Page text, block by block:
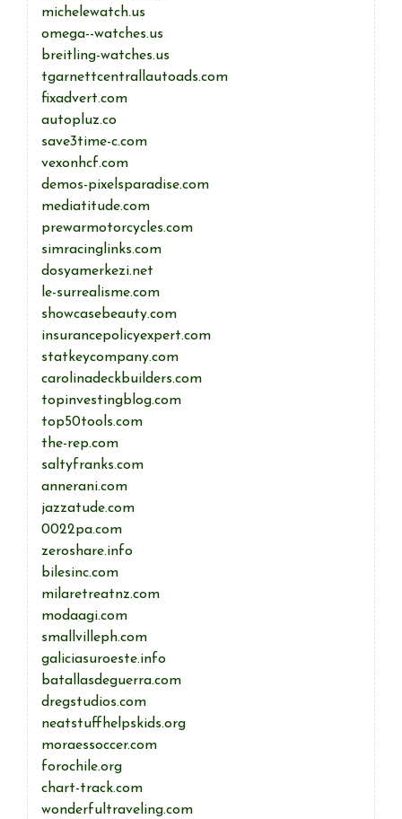
michelewatch.us
omega--watches.us
breitling-watches.us
tgarnettcentrallautoads.com
fixadvert.com
autopluz.co
save3time-c.com
vexonhcf.com
demos-pixelsparadise.com
mediatitude.com
prewarmotorcycles.com
simracinglinks.com
dosyamerkezi.net
le-surrealisme.com
showcasebeauty.com
insurancepolicyexpert.com
statkeycompany.com
carolinadeckbuilders.com
topinvestingblog.com
top50tools.com
the-rep.com
saltyfranks.com
annerani.com
jazzatude.com
0022pa.com
zeroshare.info
bilesinc.com
milaretreatnz.com
modaagi.com
smallvilleph.com
galiciasuroeste.info
batallasdeguerra.com
dregstudios.com
neatstuffhelpskids.org
moraessoccer.com
forochile.org
chart-track.com
wonderfultraveling.com